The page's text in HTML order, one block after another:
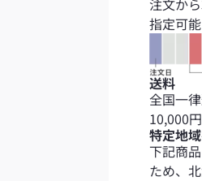
注文か
指定可能
送料
全国一
10,000
特定地
下記商
ため、